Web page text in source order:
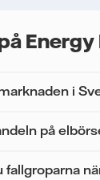
Energy
i
på
fallgroparna